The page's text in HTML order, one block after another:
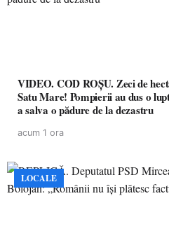
VIDEO. COD ROȘU. Zeci de hectare mistuite de flăcări în
Satu Mare! Pompierii au dus o
a salva o pădure de la dezastru
acum 1 ora
LOCALE